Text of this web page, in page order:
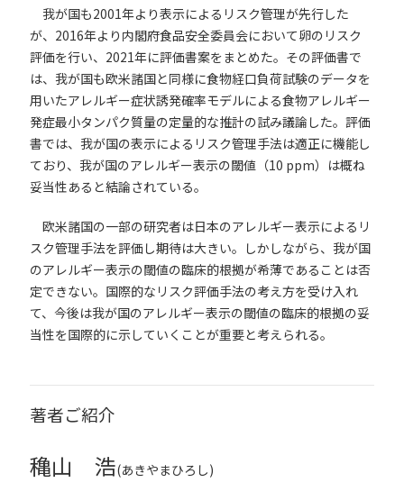
我が国も2001年より表示によるリスク管理が先行した
が、 2016年より内閣府食品安全委員会において卵のリスク
評価を行い、 2021年に評価書案をまとめた。その評価書で
は、我が国も欧米諸国と同様に食物経口負荷試験のデータを
用いたアレルギー症状誘発確率モデルによる食物アレルギー
発症最小タンパク質量の定量的な推計の試み議論した。評価
書では、我が国の表示によるリスク管理手法は適正に機能し
ており、我が国のアレルギー表示の閾値（10 ppm）は概ね
妥当性あると結論されている。
欧米諸国の一部の研究者は日本のアレルギー表示によるリ
スク管理手法を評価し期待は大きい。しかしながら、我が国
のアレルギー表示の閾値の臨床的根拠が希薄であることは否
定できない。国際的なリスク評価手法の考え方を受け入れ
て、今後は我が国のアレルギー表示の閾値の臨床的根拠の妥
当性を国際的に示していくことが重要と考えられる。
著者ご紹介
穐山 浩(あきやまひろし)